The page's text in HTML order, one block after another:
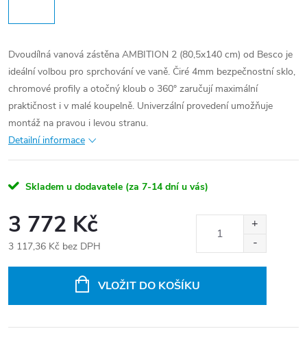
Dvoudílná vanová zástěna AMBITION 2 (80,5x140 cm) od Besco je
ideální volbou pro sprchování ve vaně. Čiré 4mm bezpečnostní sklo,
chromové profily a otočný kloub o 360° zaručují maximální
praktičnost i v malé koupelně. Univerzální provedení umožňuje
montáž na pravou i levou stranu.
Detailní informace
Skladem u dodavatele (za 7-14 dní u vás)
3 772 Kč
3 117,36 Kč bez DPH
VLOŽIT DO KOŠÍKU